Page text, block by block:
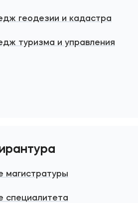
геодезии и кадастра
туризма и управления
магистратуры
специалитета